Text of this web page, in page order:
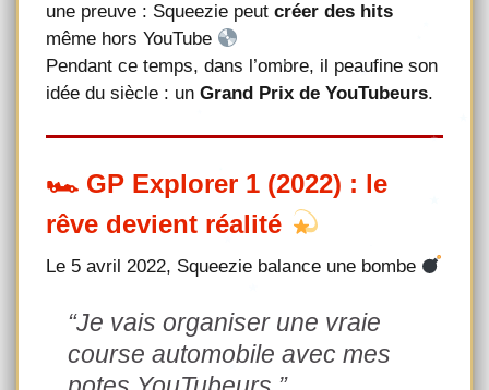
une preuve : Squeezie peut créer des hits
même hors YouTube
Pendant ce temps, dans l’ombre, il peaufine son
idée du siècle : un Grand Prix de YouTubeurs.
🏎 GP Explorer 1 (2022) : le
rêve devient réalité
Le 5 avril 2022, Squeezie balance une bombe
“Je vais organiser une vraie
course automobile avec mes